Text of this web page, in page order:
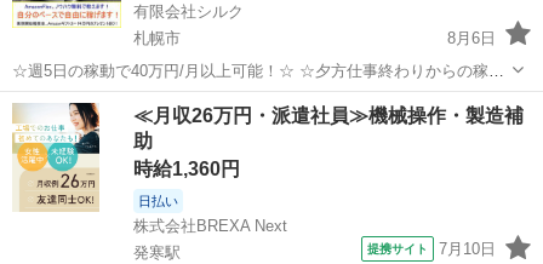
有限会社シルク
札幌市
8月6日
☆週5日の稼動で40万円/月以上可能！☆ ☆夕方仕事終わりからの稼
働、休日の稼動で20万円/月以上可能！☆ ☆雇われない働き方、自由な
スタイルでの働き方を【Amazon Flex】で始めましょう！☆ 個人事業
主とし...
北海道 札幌市 配送 Amazon
≪月収26万円・派遣社員≫機械操作・製造補
助
時給1,360円
日払い
株式会社BREXA Next
発寒駅
提携サイト 7月10日